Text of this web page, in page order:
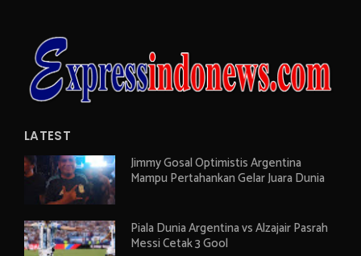
LATEST
Jimmy Gosal Optimistis Argentina
Mampu Pertahankan Gelar Juara Dunia
Piala Dunia Argentina vs Alzajair Pasrah
Messi Cetak 3 Gool